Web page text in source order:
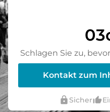
Schlagen Sie zu,
Kontakt zum
lock Sicherthumb_up_alt